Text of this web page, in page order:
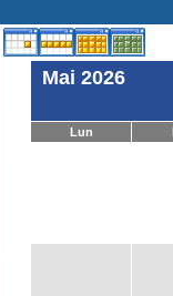
Mai 2026
Lun